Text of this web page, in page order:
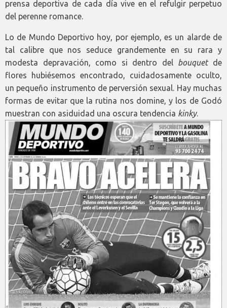
prensa deportiva de cada día vive en el refulgir perpetuo
del perenne romance.
Lo de Mundo Deportivo hoy, por ejemplo, es un alarde de
tal calibre que nos seduce grandemente en su rara y
modesta depravación, como si dentro delbouquetde
flores hubiésemos encontrado, cuidadosamente oculto,
un pequeño instrumento de perversión sexual. Hay muchas
formas de evitar que la rutina nos domine, y los de Godó
muestran con asiduidad una oscura tendencia kinky.